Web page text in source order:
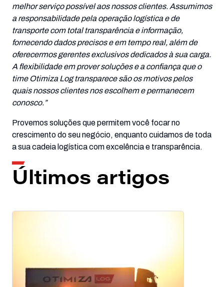
melhor serviço possível aos nossos clientes. Assumimos
a responsabilidade pela operação logística e de
transporte com total transparência e informação,
fornecendo dados precisos e em tempo real, além de
oferecermos gerentes exclusivos dedicados à sua carga.
A flexibilidade em prover soluções e a confiança que o
time Otimiza Log transparece são os motivos pelos
quais nossos clientes nos escolhem e permanecem
conosco.”
Provemos soluções que permitem você focar no
crescimento do seu negócio, enquanto cuidamos de toda
a sua cadeia logística com excelência e transparência.
Últimos artigos